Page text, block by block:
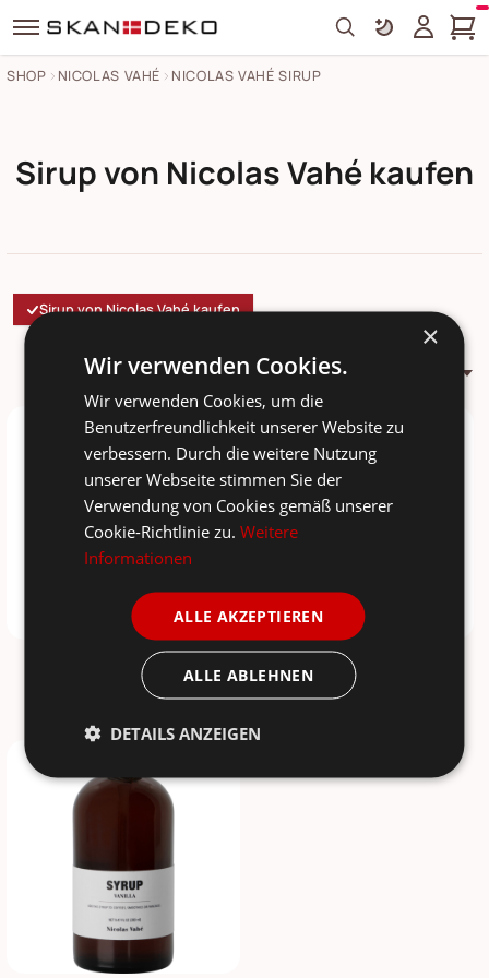
Search
SHOP NICOLAS VAHÉ NICOLAS VAHÉ SIRUP
Sirup von Nicolas Vahé kaufen
Sirup von Nicolas Vahé kaufen
NICOLAS VAHE
Haselnusssirup
NICOLAS VAHE
Karamellsirup
×
Wir verwenden Cookies.
Wir verwenden Cookies, um die
Benutzerfreundlichkeit unserer Website zu
verbessern. Durch die weitere Nutzung
unserer Webseite stimmen Sie der
Verwendung von Cookies gemäß unserer
Cookie-Richtlinie zu.Weitere
Informationen
ALLE AKZEPTIEREN
ALLE ABLEHNEN
DETAILS ANZEIGEN